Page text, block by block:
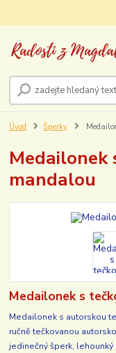
Úvod Šperky
Medailonek
mandalou
Medailonek s
Medailonek s autorskou
ručně tečkovanou
jedinečný šperk,